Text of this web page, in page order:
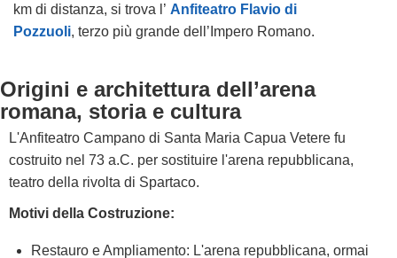
km di distanza, si trova l’ Anfiteatro Flavio di
Pozzuoli, terzo più grande dell’Impero Romano.
Origini e architettura dell’arena
romana, storia e cultura
L'Anfiteatro Campano di Santa Maria Capua Vetere fu
costruito nel 73 a.C. per sostituire l'arena repubblicana,
teatro della rivolta di Spartaco.
Motivi della Costruzione:
Restauro e Ampliamento: L'arena repubblicana, ormai